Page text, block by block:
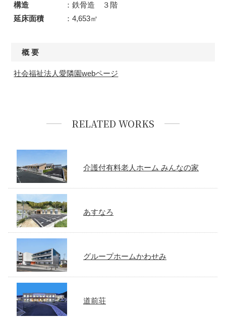
構造
：鉄骨造 ３階
延床面積
：4,653㎡
概 要
社会福祉法人愛隣園webページ
RELATED WORKS
介護付有料老人ホーム みんなの家
あすなろ
グループホームかわせみ
道前荘